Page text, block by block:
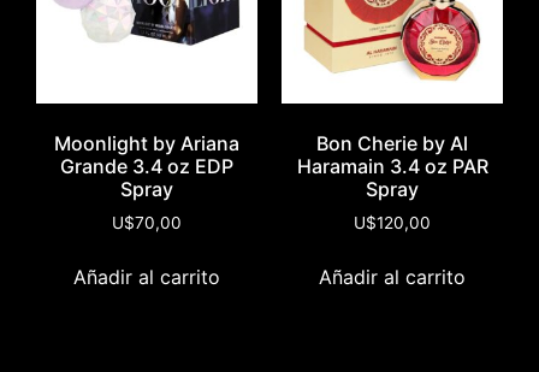
Moonlight by Ariana
Grande 3.4 oz EDP
Spray
U$70,00
Añadir al carrito
Bon Cherie by Al
Haramain 3.4 oz PAR
Spray
U$120,00
Añadir al carrito